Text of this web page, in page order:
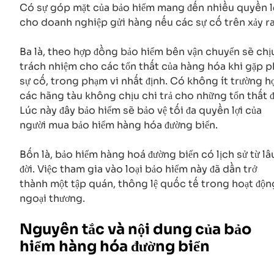
Có sự góp mặt của bảo hiểm mang đến nhiều quyền
cho doanh nghiệp gửi hàng nếu các sự cố trên xảy
Ba là, theo hợp đồng bảo hiểm bên vận chuyển sẽ
trách nhiệm cho các tổn thất của hàng hóa khi gặp
sự cố, trong phạm vi nhất định. Có không ít trường
các hãng tàu không chịu chi trả cho những tổn thất
Lúc này đây bảo hiểm sẽ bảo vệ tối đa quyền lợi của
người mua bảo hiểm hàng hóa đường biển.
Bốn là, bảo hiểm hàng hoá đường biển có lịch sử từ
đời. Việc tham gia vào loại bảo hiểm này đã dần trở
thành một tập quán, thông lệ quốc tế trong hoạt
ngoại thương.
Nguyên tắc và nội dung của bảo
hiểm hàng hóa đường biển